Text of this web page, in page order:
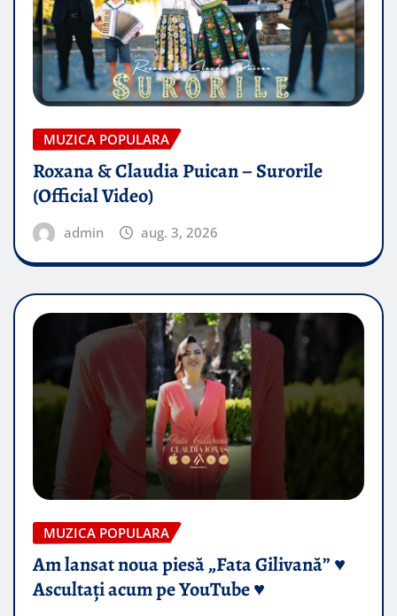
MUZICA POPULARA
Roxana & Claudia Puican – Surorile
(Official Video)
admin aug. 3, 2026
MUZICA POPULARA
Am lansat noua piesă „Fata Gilivană” ♥️
Ascultați acum pe YouTube ♥️